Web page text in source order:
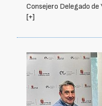
Consejero Delegado de
[+]